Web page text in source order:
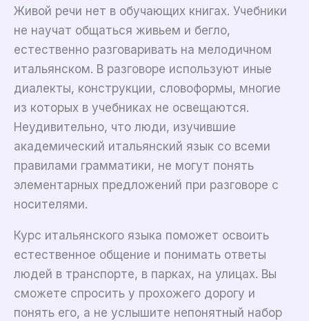
Живой речи нет в обучающих книгах. Учебники
не научат общаться живьем и бегло,
естественно разговаривать на мелодичном
итальянском. В разговоре используют иные
диалекты, конструкции, словоформы, многие
из которых в учебниках не освещаются.
Неудивительно, что люди, изучившие
академический итальянский язык со всеми
правилами грамматики, не могут понять
элементарных предложений при разговоре с
носителями.
Курс итальянского языка поможет освоить
естественное общение и понимать ответы
людей в транспорте, в парках, на улицах. Вы
сможете спросить у прохожего дорогу и
понять его, а не услышите непонятный набор